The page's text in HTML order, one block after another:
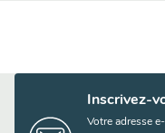
Inscrivez-
Votre adresse